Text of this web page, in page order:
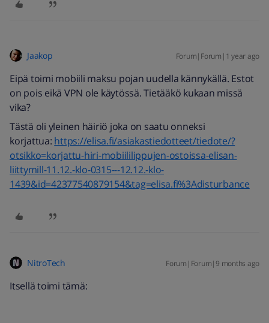
Jaakop Forum|Forum|1 year ago
Eipä toimi mobiili maksu pojan uudella kännykällä. Estot
on pois eikä VPN ole käytössä. Tietääkö kukaan missä
vika?
Tästä oli yleinen häiriö joka on saatu onneksi
korjattua: https://elisa.fi/asiakastiedotteet/tiedote/?
otsikko=korjattu-hiri-mobiililippujen-ostoissa-elisan-
liittymill-11.12.-klo-0315---12.12.-klo-
1439&id=42377540879154&tag=elisa.fi%3Adisturbance
NitroTech Forum|Forum|9 months ago
Itsellä toimi tämä: